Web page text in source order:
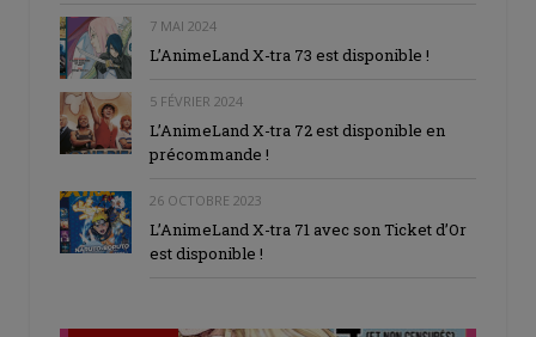
Twitter(ouvre
dans
une
nouvelle
fenêtre)
dans
nouvelle
(ouvre
une
7 MAI 2024
L’AnimeLand X-tra 73 est disponible !
5 FÉVRIER 2024
L’AnimeLand X-tra 72 est disponible en
précommande !
26 OCTOBRE 2023
L’AnimeLand X-tra 71 avec son Ticket d’Or
est disponible !